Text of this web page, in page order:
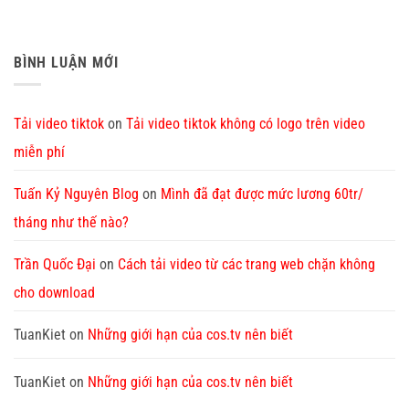
BÌNH LUẬN MỚI
Tải video tiktok on Tải video tiktok không có logo trên video
miễn phí
Tuấn Kỷ Nguyên Blog on Mình đã đạt được mức lương 60tr/
tháng như thế nào?
Trần Quốc Đại on Cách tải video từ các trang web chặn không
cho download
TuanKiet on Những giới hạn của cos.tv nên biết
TuanKiet on Những giới hạn của cos.tv nên biết